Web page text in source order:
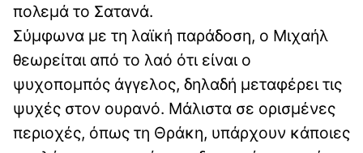
πολεμά το Σατανά.
Σύμφωνα με τη λαϊκή παράδοση, ο Μιχαήλ
θεωρείται από το λαό ότι είναι ο
ψυχοπομπός άγγελος, δηλαδή μεταφέρει τις
ψυχές στον ουρανό. Μάλιστα σε ορισμένες
περιοχές, όπως τη Θράκη, υπάρχουν κάποιες